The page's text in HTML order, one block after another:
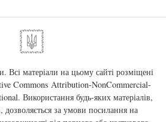
Всі матеріали на цьому сайті розміщені
Commons Attribution-NonCommercial-
. Використання будь-яких матеріалів,
дозволяється за умови посилання на